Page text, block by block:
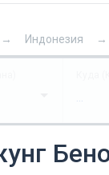
Индонезия
...